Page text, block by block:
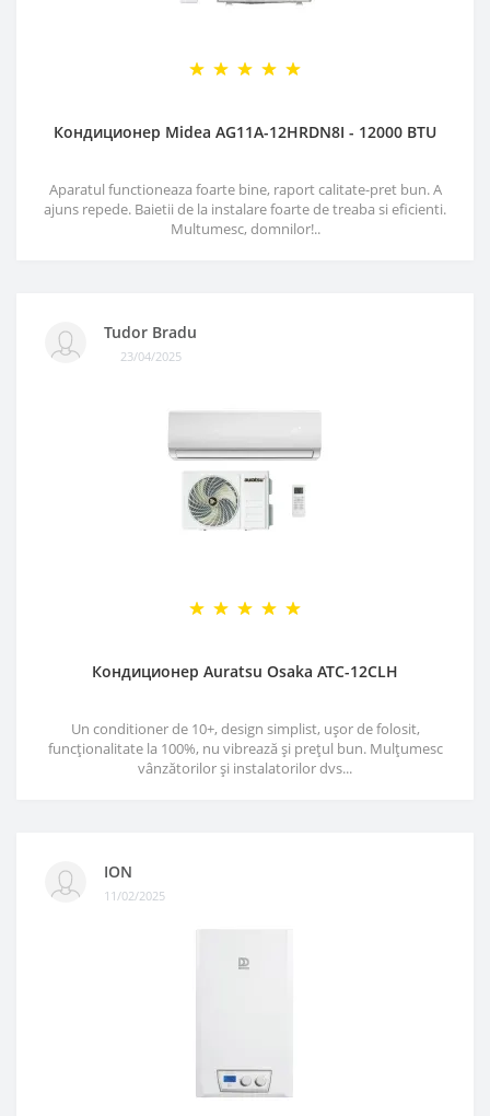
Кондиционер Midea AG11A-12HRDN8I - 12000 BTU
Aparatul functioneaza foarte bine, raport calitate-pret bun. A
ajuns repede. Baietii de la instalare foarte de treaba si eficienti.
Multumesc, domnilor!..
Tudor Bradu
23/04/2025
Кондиционер Auratsu Osaka ATC-12CLH
Un conditioner de 10+, design simplist, ușor de folosit,
funcționalitate la 100%, nu vibrează și prețul bun. Mulțumesc
vânzătorilor și instalatorilor dvs...
ION
11/02/2025